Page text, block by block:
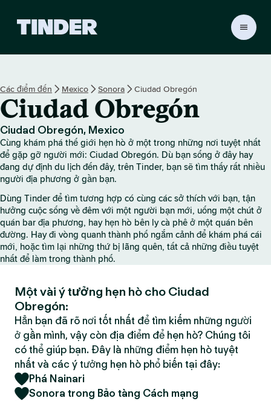
c
h
ủ
T
i
n
d
e
Các điểm đến Mexico Sonora Ciudad Obregón
Ciudad Obregón
Ciudad Obregón, Mexico
Cùng khám phá thế giới hẹn hò ở một trong những nơi tuyệt nhất
để gặp gỡ người mới: Ciudad Obregón. Dù bạn sống ở đây hay
đang dự định du lịch đến đây, trên Tinder, bạn sẽ tìm thấy rất nhiều
người địa phương ở gần bạn.
Dùng Tinder để tìm tương hợp có cùng các sở thích với bạn, tận
hưởng cuộc sống về đêm với một người bạn mới, uống một chút ở
quán bar địa phương, hay hẹn hò bên ly cà phê ở một quán bên
đường. Hay đi vòng quanh thành phố ngắm cảnh để khám phá cái
mới, hoặc tìm lại những thứ bị lãng quên, tất cả những điều tuyệt
nhất để làm trong thành phố.
Một vài ý tưởng hẹn hò cho Ciudad
Obregón:
Hẳn bạn đã rõ nơi tốt nhất để tìm kiếm những người
ở gần mình, vậy còn địa điểm để hẹn hò? Chúng tôi
có thể giúp bạn. Đây là những điểm hẹn hò tuyệt
nhất và các ý tưởng hẹn hò phổ biến tại đây:
Phá Nainari
Sonora trong Bảo tàng Cách mạng